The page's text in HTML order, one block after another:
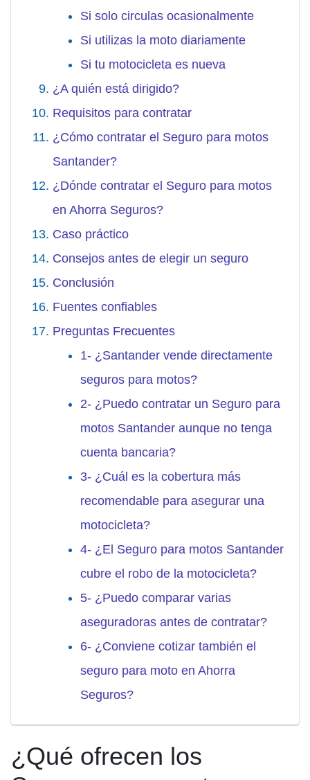
Si solo circulas ocasionalmente
Si utilizas la moto diariamente
Si tu motocicleta es nueva
¿A quién está dirigido?
Requisitos para contratar
¿Cómo contratar el Seguro para motos
Santander?
¿Dónde contratar el Seguro para motos
en Ahorra Seguros?
Caso práctico
Consejos antes de elegir un seguro
Conclusión
Fuentes confiables
Preguntas Frecuentes
1- ¿Santander vende directamente
seguros para motos?
2- ¿Puedo contratar un Seguro para
motos Santander aunque no tenga
cuenta bancaria?
3- ¿Cuál es la cobertura más
recomendable para asegurar una
motocicleta?
4- ¿El Seguro para motos Santander
cubre el robo de la motocicleta?
5- ¿Puedo comparar varias
aseguradoras antes de contratar?
6- ¿Conviene cotizar también el
seguro para moto en Ahorra
Seguros?
¿Qué ofrecen los